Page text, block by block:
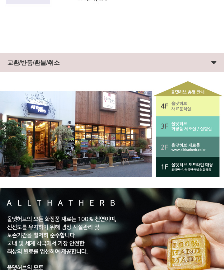
교환/반품/환불/취소